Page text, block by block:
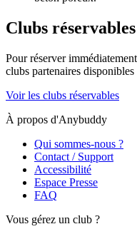
Clubs
Pour réserver
clubs partenaires
Voir les clubs réservables
À propos d'Anybuddy
Qui sommes-nous ?
Contact / Support
Accessibilité
Espace Presse
FAQ
Vous gérez un club ?